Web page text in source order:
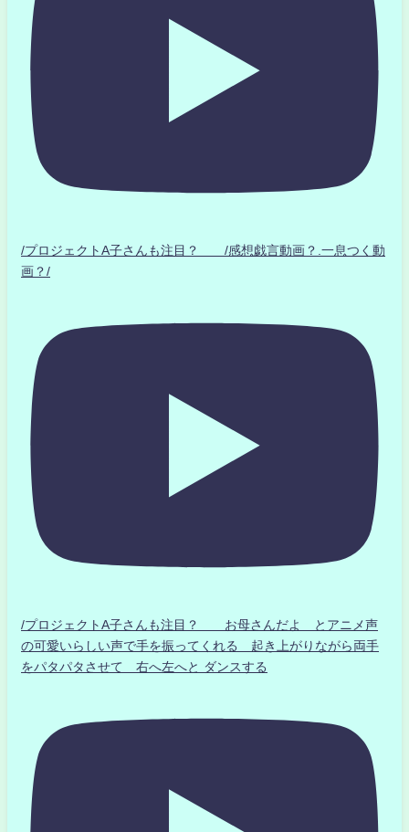
/プロジェクトA子さんも注目？ /感想戯言動画？.一息つく動
画？/
/プロジェクトA子さんも注目？ お母さんだよ とアニメ声
の可愛いらしい声で手を振ってくれる 起き上がりながら両手
をパタパタさせて 右へ左へと ダンスする